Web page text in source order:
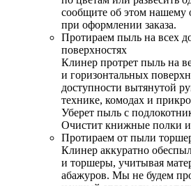
сообщите об этом нашему
при оформлении заказа.
Протираем пыль на всех
поверхностях
Клинер протрет пыль на
и горизонтальных
доступности вытянутой
технике, комодах и
Уберет пыль с
Очистит книжные полки и
Протираем от пыли
Клинер аккуратно
и торшеры, учитывая
абажуров. Мы не будем